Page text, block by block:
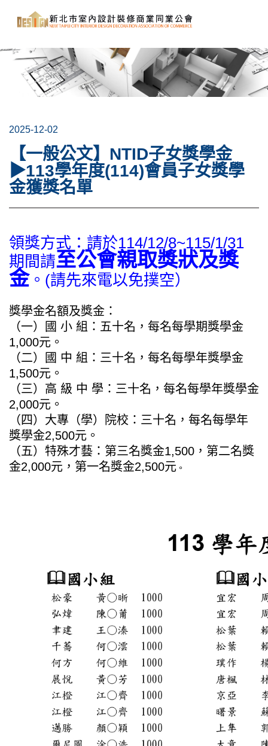
2025-12-02
【一般公文】NTID子女獎學金
▶113學年度(114)會員子女獎學
金獲獎名單
領獎方式：請於114/12/8~115/1/31
期間請至公會親取獎狀及獎
金。(請先來電以免撲空）
獎學金名額及獎金：
（一）國 小 組：五十名，每名每學期獎學金
1,000元。
（二）國 中 組：三十名，每名每學年獎學金
1,500元。
（三）高 級 中 學：三十名，每名每學年獎學金
2,000元。
（四）大專（學）院校：三十名，每名每學年
獎學金2,500元。
（五）特殊才藝：第三名獎金1,500，第二名獎
金2,000元，第一名獎金2,500元 。